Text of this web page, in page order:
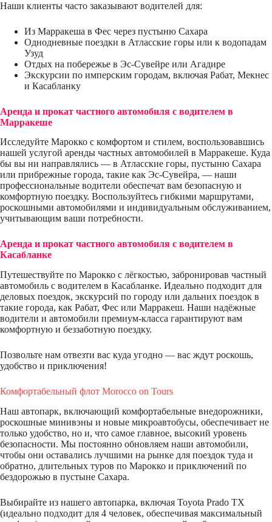
Наши клиенты часто заказывают водителей для:
Из Марракеша в Фес через пустыню Сахара
Однодневные поездки в Атласские горы или к водопадам
Узуд
Отдых на побережье в Эс-Сувейре или Агадире
Экскурсии по имперским городам, включая Рабат, Мекнес
и Касабланку
Аренда и прокат частного автомобиля с водителем в
Марракеше
Исследуйте Марокко с комфортом и стилем, воспользовавшись
нашей услугой аренды частных автомобилей в Марракеше. Куда
бы вы ни направлялись — в Атласские горы, пустыню Сахара
или прибрежные города, такие как Эс-Сувейра, — наши
профессиональные водители обеспечат вам безопасную и
комфортную поездку. Воспользуйтесь гибкими маршрутами,
роскошными автомобилями и индивидуальным обслуживанием,
учитывающим ваши потребности.
Аренда и прокат частного автомобиля с водителем в
Касабланке
Путешествуйте по Марокко с лёгкостью, забронировав частный
автомобиль с водителем в Касабланке. Идеально подходит для
деловых поездок, экскурсий по городу или дальних поездок в
такие города, как Рабат, Фес или Марракеш. Наши надёжные
водители и автомобили премиум-класса гарантируют вам
комфортную и беззаботную поездку.
Позвольте нам отвезти вас куда угодно — вас ждут роскошь,
удобство и приключения!
Комфортабельный флот Morocco on Tours
Наш автопарк, включающий комфортабельные внедорожники,
роскошные минивэны и новые микроавтобусы, обеспечивает не
только удобство, но и, что самое главное, высокий уровень
безопасности. Мы постоянно обновляем наши автомобили,
чтобы они оставались лучшими на рынке для поездок туда и
обратно, длительных туров по Марокко и приключений по
бездорожью в пустыне Сахара.
Выбирайте из нашего автопарка, включая Toyota Prado TX
(идеально подходит для 4 человек, обеспечивая максимальный